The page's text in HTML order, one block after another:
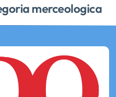
merceologica